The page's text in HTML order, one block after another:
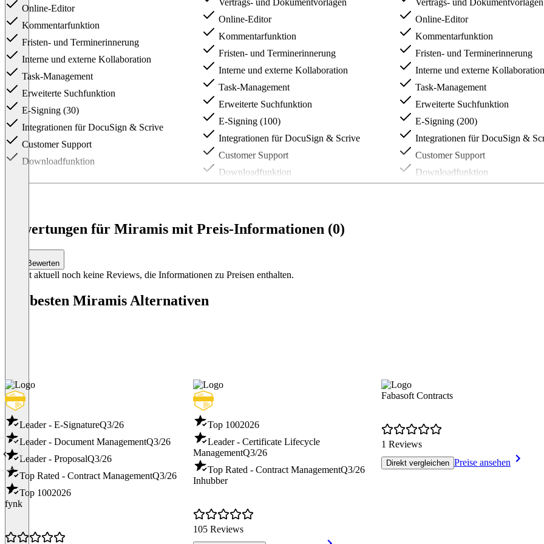
Online-Editor
Kommentarfunktion
Fristen- und Terminerinnerung
Interne und externe Kollaboration
Task-Management
Erweiterte Suchfunktion
E-Signing (30)
Integrationen für DocuSign & Scrive
Customer Support
Downloadfunktion
Vertrags- und Dokumentvorlagen
Online-Editor
Kommentarfunktion
Fristen- und Terminerinnerung
Interne und externe Kollaboration
Task-Management
Erweiterte Suchfunktion
E-Signing (100)
Integrationen für DocuSign & Scrive
Customer Support
Downloadfunktion
Zugang zu Partnerkanzleien
Automatisierung eigener Verträge (2)
Persönliche Customer Success-Betreuung
Vertrags- und Dokumentvorlagen
Online-Editor
Kommentarfunktion
Fristen- und Terminerinnerung
Interne und externe Kollaboration
Task-Management
Erweiterte Suchfunktion
E-Signing (200)
Integrationen für DocuSign &
Customer Support
Downloadfunktion
3
Bewertungen für Miramis mit Preis-Informationen (0)
Bewerten
Es gibt aktuell noch keine Reviews, die Informationen zu Preisen enthalten.
Die besten Miramis Alternativen
Leader - E-SignatureQ3/26
Leader - Document ManagementQ3/26
Leader - ProposalQ3/26
Top Rated - Contract ManagementQ3/26
Top 1002026
fynk
Top 1002026
Leader - Certificate Lifecycle
ManagementQ3/26
Top Rated - Contract ManagementQ3/26
Inhubber
105 Reviews
Fabasoft Contracts
1 Reviews
Direkt vergleichen Preise ansehen